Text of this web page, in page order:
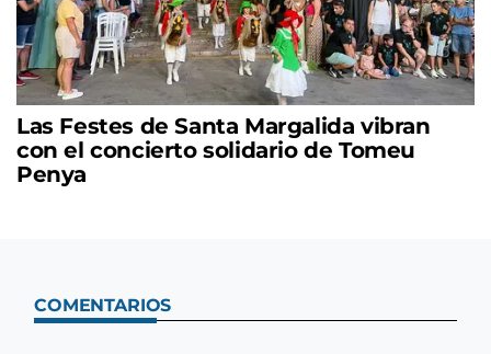
Las Festes de Santa Margalida vibran
con el concierto solidario de Tomeu
Penya
COMENTARIOS